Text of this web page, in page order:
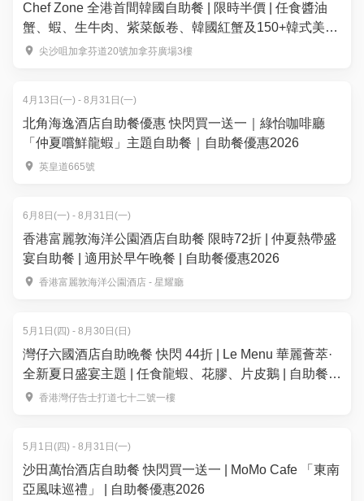
Chef Zone 全港首間韓國自助餐 | 限時半價 | 任食醬油
蟹、蝦、生牛肉、紫菜飯卷、韓國紅蟹及150+韓式美
食！韓國人主理
尖沙咀加拿芬道20號加拿芬廣場3樓
4月13日(一) - 8月31日(一)
北角海逸酒店自助餐優惠 快閃買一送一｜綠怡咖啡廳
「仲夏嚐鮮龍蝦」主題自助餐｜自助餐優惠2026
英皇道665號
6月8日(一) - 8月31日(一)
香港富麗敦海洋公園酒店自助餐 限時72折 | 仲夏熱帶盛
宴自助餐 | 適用於早午晚餐 | 自助餐優惠2026
香港富麗敦海洋公園酒店 - 星耀廳
5月1日(四) - 8月30日(日)
灣仔六國酒店自助晚餐 快閃 44折 | Le Menu 華麗薈萃·
全新夏日盛宴主題 | 任食龍蝦、花膠、片皮鵝 | 自助餐優
惠2026
香港灣仔告士打道七十二號一樓
5月1日(四) - 8月31日(一)
沙田萬怡酒店自助餐 快閃買一送一 | MoMo Cafe 「東南
亞風味巡禮」 | 自助餐優惠2026